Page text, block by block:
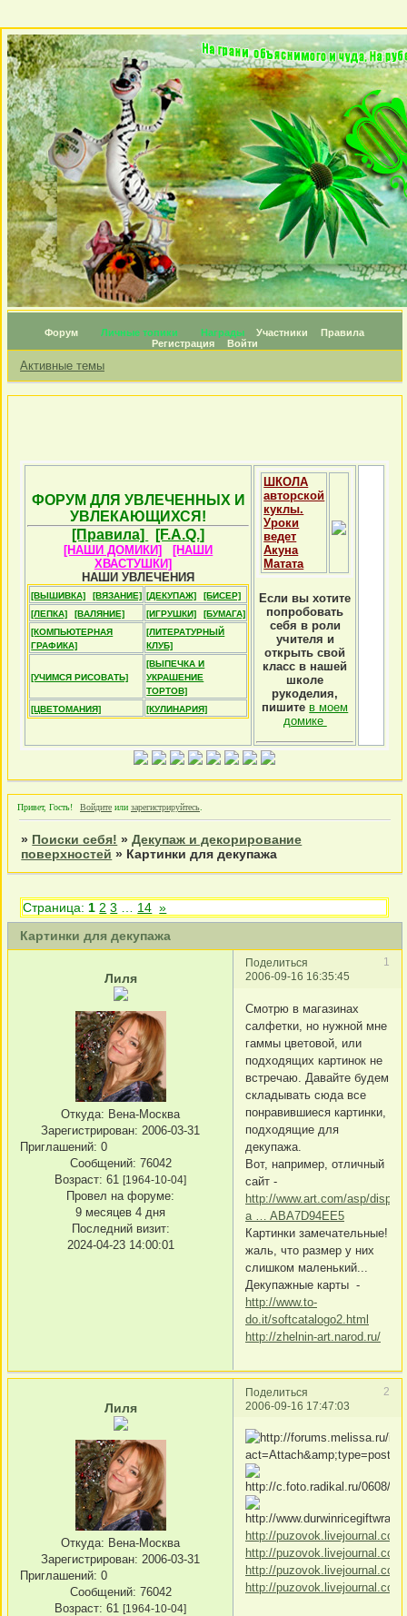
Форум Личные топики Награды Участники
Правила
Регистрация
Войти
Активные темы
ФОРУМ ДЛЯ УВЛЕЧЕННЫХ И
УВЛЕКАЮЩИХСЯ!
[Правила]
[F.A.Q.]
[НАШИ ДОМИКИ]
[НАШИ
ХВАСТУШКИ]
НАШИ УВЛЕЧЕНИЯ
[ВЫШИВКА] [ВЯЗАНИЕ] [ДЕКУПАЖ]
[БИСЕР]
[ЛЕПКА]
[ВАЛЯНИЕ] [ИГРУШКИ]
[БУМАГА]
[КОМПЬЮТЕРНАЯ
ГРАФИКА]
[ЛИТЕРАТУРНЫЙ
КЛУБ]
[УЧИМСЯ РИСОВАТЬ]
[ВЫПЕЧКА И
УКРАШЕНИЕ
ТОРТОВ]
[ЦВЕТОМАНИЯ]
[КУЛИНАРИЯ]
ШКОЛА
авторской
куклы.
Уроки
ведет
Акуна
Матата
Если вы хотите
попробовать
себя в роли
учителя и
открыть свой
класс в нашей
школе
рукоделия,
пишите в моем
домике
Привет, Гость! Войдите или зарегистрируйтесь
» Поиски себя! »Декупаж и декорирование
поверхностей » Картинки для декупажа
Картинки для декупажа
Страница: 1 2 3 14 »
Поделиться
1
2006-09-16 16:35:45
Лиля
Откуда: Вена-Москва
Зарегистрирован: 2006-03-31
Приглашений: 0
Сообщений: 76042
Возраст: 61 [1964-10-04]
Провел на форуме:
9 месяцев 4 дня
Последний визит:
2024-04-23 14:00:01
Смотрю в магазинах
салфетки, но нужной мне
гаммы цветовой, или
подходящих картинок не
встречаю. Давайте будем
складывать сюда все
понравившиеся картинки,
подходящие для
декупажа.
Вот, например, отличный
сайт -
http://www.art.com/asp/
a … ABA7D94EE5
Картинки замечательные!
жаль, что размер у них
слишком маленький...
Декупажные карты -
http://www.to-
do.it/softcatalogo2.html
http://zhelnin-art.narod.ru/
Поделиться
2
2006-09-16 17:47:03
Лиля
Откуда: Вена-Москва
Зарегистрирован: 2006-03-31
Приглашений: 0
Сообщений: 76042
Возраст: 61 [1964-10-04]
http://
http://
http://
http://